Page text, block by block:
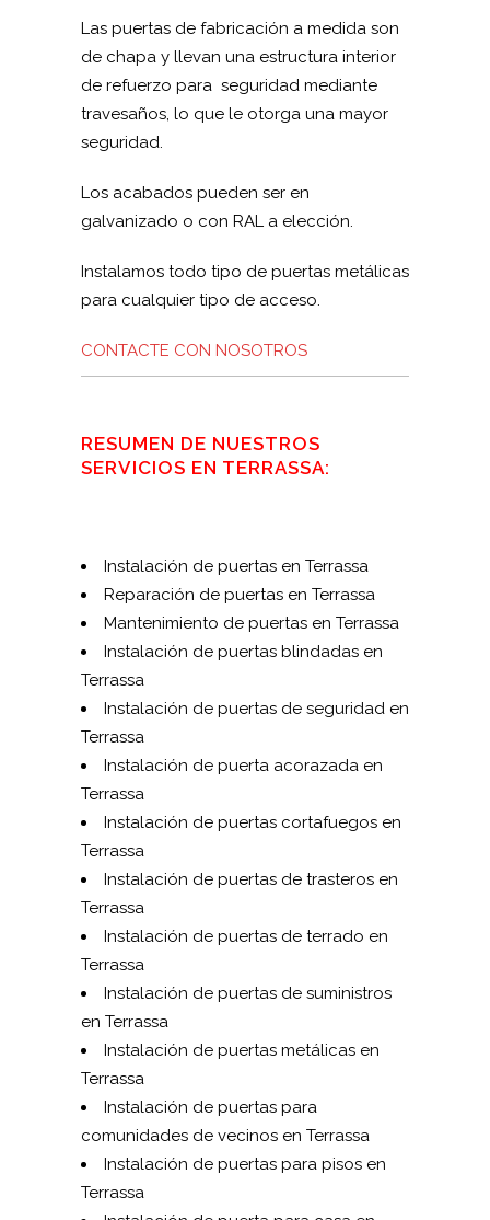
Las puertas de fabricación a medida son
de chapa y llevan una estructura interior
de refuerzo para seguridad mediante
travesaños, lo que le otorga una mayor
seguridad.
Los acabados pueden ser en
galvanizado o con RAL a elección.
Instalamos todo tipo de puertas metálicas
para cualquier tipo de acceso.
CONTACTE CON NOSOTROS
RESUMEN DE NUESTROS
SERVICIOS EN TERRASSA:
Instalación de puertas en Terrassa
Reparación de puertas en Terrassa
Mantenimiento de puertas en Terrassa
Instalación de puertas blindadas en
Terrassa
Instalación de puertas de seguridad en
Terrassa
Instalación de puerta acorazada en
Terrassa
Instalación de puertas cortafuegos en
Terrassa
Instalación de puertas de trasteros en
Terrassa
Instalación de puertas de terrado en
Terrassa
Instalación de puertas de suministros
en Terrassa
Instalación de puertas metálicas en
Terrassa
Instalación de puertas para
comunidades de vecinos en Terrassa
Instalación de puertas para pisos en
Terrassa